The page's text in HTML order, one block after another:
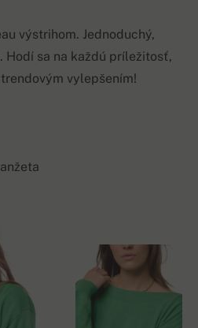
výstrihom. Jednoduchý,
Hodí sa na každú príležitosť,
vylepšením!